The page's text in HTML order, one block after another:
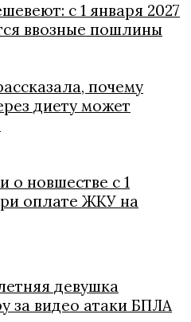
с 1 января 2027
ввозные пошлины
почему
диету может
о новшестве с 1
оплате ЖКУ на
девушка
за видео атаки БПЛА